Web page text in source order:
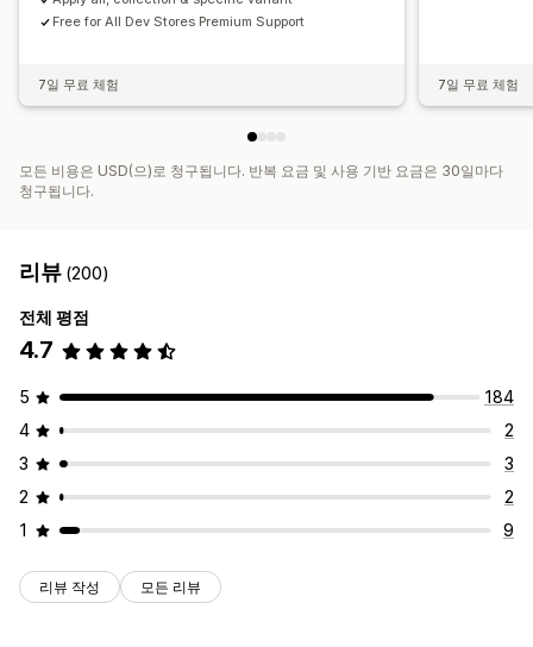
Free for All Dev Stores Premium Support
7일 무료 체험 7일 무료 체험
모든 비용은 USD(으)로 청구됩니다. 반복 요금 및 사용 기반 요금은 30일마다
청구됩니다.
리뷰 (200)
전체 평점
4.7
5
184
4
2
3
3
2
2
1
9
리뷰 작성 모든 리뷰